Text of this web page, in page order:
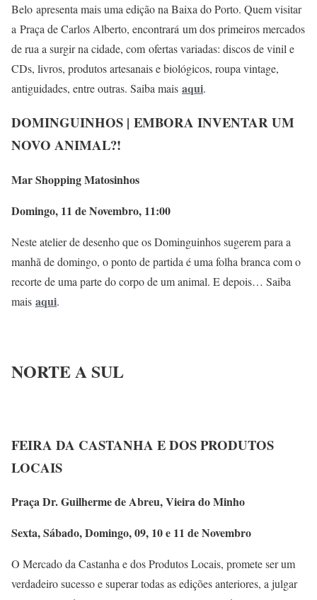
Belo apresenta mais uma edição na Baixa do Porto. Quem visitar
a Praça de Carlos Alberto, encontrará um dos primeiros mercados
de rua a surgir na cidade, com ofertas variadas: discos de vinil e
CDs, livros, produtos artesanais e biológicos, roupa vintage,
antiguidades, entre outras. Saiba mais aqui.
DOMINGUINHOS | EMBORA INVENTAR UM
NOVO ANIMAL?!
Mar Shopping Matosinhos
Domingo, 11 de Novembro, 11:00
Neste atelier de desenho que os Dominguinhos sugerem para a
manhã de domingo, o ponto de partida é uma folha branca com o
recorte de uma parte do corpo de um animal. E depois… Saiba
mais aqui.
NORTE A SUL
FEIRA DA CASTANHA E DOS PRODUTOS
LOCAIS
Praça Dr. Guilherme de Abreu, Vieira do Minho
Sexta, Sábado, Domingo, 09, 10 e 11 de Novembro
O Mercado da Castanha e dos Produtos Locais, promete ser um
verdadeiro sucesso e superar todas as edições anteriores, a julgar